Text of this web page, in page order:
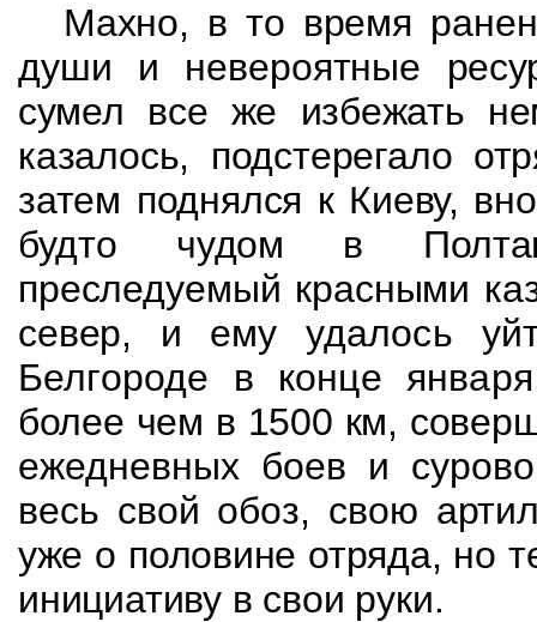
Махно, в то время
души и невероятные
сумел все же избежать
казалось, подстерегало
затем поднялся к Киеву,
будто чудом в
преследуемый красными
север, и ему удалось
Белгороде в конце
более чем в 1500 км,
ежедневных боев и
весь свой обоз, свою
уже о половине отряда, но
инициативу в свои руки.